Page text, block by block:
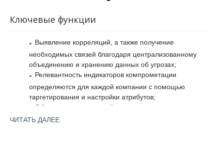
создавать собственные шаблоны реагирования вместо того,
чтобы использовать предустановленные.
Ключевые функции
Выявление корреляций, а также получение
необходимых связей благодаря централизованному
объединению и хранению данных об угрозах;
Релевантность индикаторов компрометации
определяются для каждой компании с помощью
таргетирования и настройки атрибутов;
Обеспечение целостной защиты путем
предоставления информации об угрозах другим
ЧИТАТЬ ДАЛЕЕ